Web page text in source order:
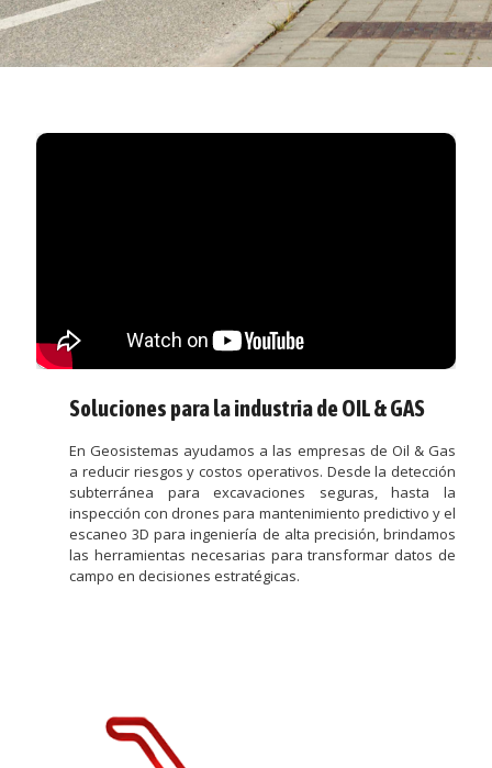
Soluciones para la industria de OIL & GAS
En Geosistemas ayudamos a las empresas de Oil & Gas
a reducir riesgos y costos operativos. Desde la detección
subterránea para excavaciones seguras, hasta la
inspección con drones para mantenimiento predictivo y el
escaneo 3D para ingeniería de alta precisión, brindamos
las herramientas necesarias para transformar datos de
campo en decisiones estratégicas.